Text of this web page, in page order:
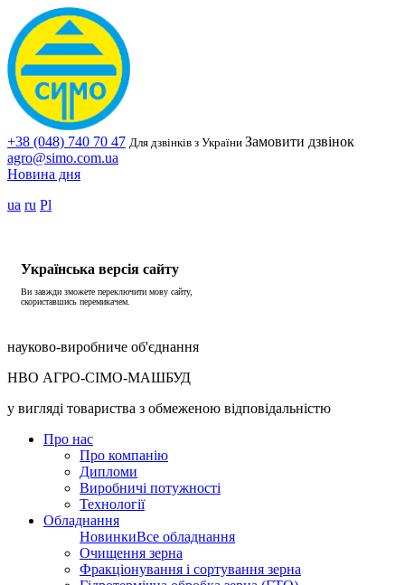
+38 (048) 740 70 47 Для дзвінків з України Замовити дзвінок
agro@simo.com.ua
Новина дня
ua ru Pl
Українська версія сайту
Ви завжди зможете переключити мову сайту,
скориставшись перемикачем.
науково-виробниче об'єднання
НВО АГРО-СІМО-МАШБУД
у вигляді товариства з обмеженою відповідальністю
Про нас
Про компанію
Дипломи
Виробничі потужності
Технології
Обладнання
НовинкиВсе обладнання
Очищення зерна
Фракціонування і сортування зерна